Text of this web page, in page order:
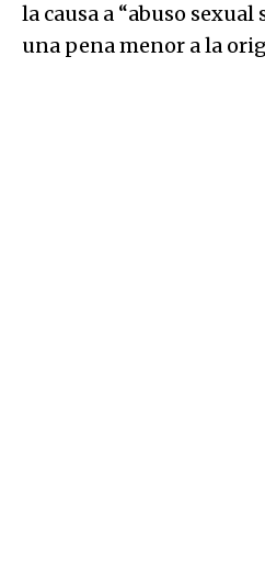
la causa a “abuso
una pena menor a la